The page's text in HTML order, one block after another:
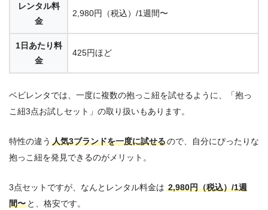
レンタル料
金
2,980円（税込）/1週間〜
1日あたり料
金
425円ほど
ベビレンタでは、一度に複数の抱っこ紐を試せるように、「抱っ
こ紐3点お試しセット」の取り扱いもあります。
特性の違う 人気3ブランドを一度に試せるので、自分にぴったりな
抱っこ紐を発見できるのがメリット。
3点セットですが、なんとレンタル料金は 2,980円（税込）/1週
間〜 と、格安です。